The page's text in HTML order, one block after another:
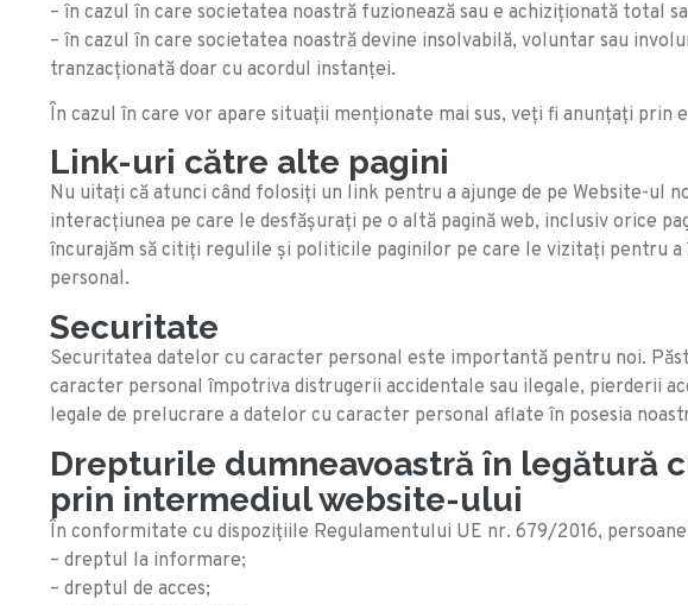
– în cazul în care societatea noastră fuzionează sau e achiziționată total
– în cazul în care societatea noastră devine insolvabilă, voluntar sau
tranzacționată doar cu acordul instanței.
În cazul în care vor apare situații menționate mai sus, veți fi anunțați prin
Link-uri către alte pagini
Nu uitaţi că atunci când folosiţi un link pentru a ajunge de pe Website-ul
interacţiunea pe care le desfăşuraţi pe o altă pagină web, inclusiv orice
încurajăm să citiţi regulile şi politicile paginilor pe care le vizitaţi pentru
personal.
Securitate
Securitatea datelor cu caracter personal este importantă pentru noi.
caracter personal împotriva distrugerii accidentale sau ilegale, pierderii
legale de prelucrare a datelor cu caracter personal aflate în posesia
Drepturile dumneavoastră în legătură
prin intermediul website-ului
În conformitate cu dispoziţiile Regulamentului UE nr. 679/2016,
– dreptul la informare;
– dreptul de acces;